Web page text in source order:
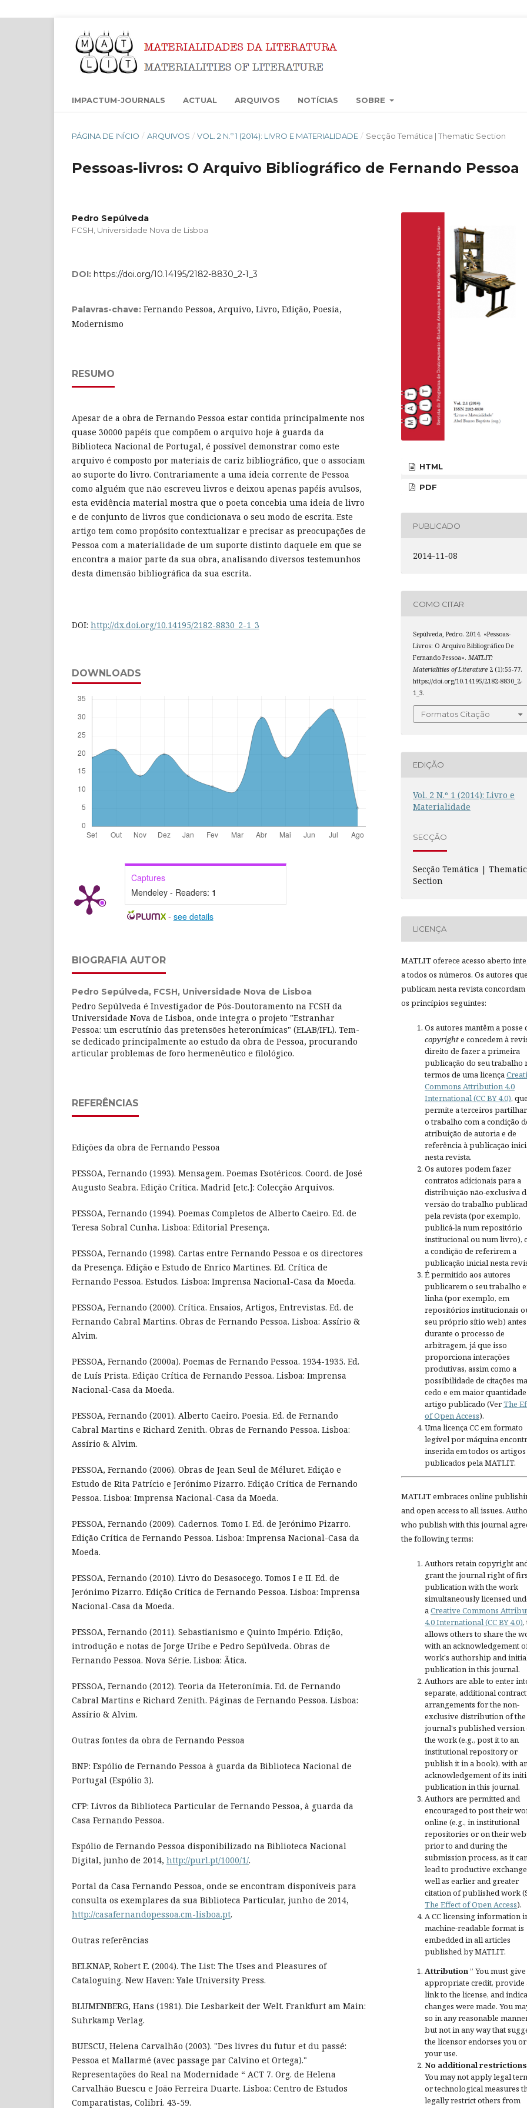
IMPACTUM-JOURNALS ACTUAL ARQUIVOS NOTÍCIAS SOBRE
PÁGINA DE INÍCIO / ARQUIVOS / VOL. 2 N.º 1 (2014): LIVRO E MATERIALIDADE / Secção Temática | Thematic Section
Pessoas-livros: O Arquivo Bibliográfico de Fernando Pessoa
Pedro Sepúlveda
FCSH, Universidade Nova de Lisboa
DOI: https://doi.org/10.14195/2182-8830_2-1_3
Palavras-chave: Fernando Pessoa, Arquivo, Livro, Edição, Poesia,
Modernismo
RESUMO
Apesar de a obra de Fernando Pessoa estar contida principalmente nos
quase 30000 papéis que compõem o arquivo hoje à guarda da
Biblioteca Nacional de Portugal, é possível demonstrar como este
arquivo é composto por materiais de cariz bibliográfico, que o associam
ao suporte do livro. Contrariamente a uma ideia corrente de Pessoa
como alguém que não escreveu livros e deixou apenas papéis avulsos,
esta evidência material mostra que o poeta concebia uma ideia de livro
e de conjunto de livros que condicionava o seu modo de escrita. Este
artigo tem como propósito contextualizar e precisar as preocupações de
Pessoa com a materialidade de um suporte distinto daquele em que se
encontra a maior parte da sua obra, analisando diversos testemunhos
desta dimensão bibliográfica da sua escrita.
DOI: http://dx.doi.org/10.14195/2182-8830_2-1_3
DOWNLOADS
Captures
Mendeley - Readers: 1
- see details
BIOGRAFIA AUTOR
Pedro Sepúlveda, FCSH, Universidade Nova de Lisboa
Pedro Sepúlveda é Investigador de Pós-Doutoramento na FCSH da
Universidade Nova de Lisboa, onde integra o projeto "Estranhar
Pessoa: um escrutínio das pretensões heteronímicas" (ELAB/IFL). Tem-
se dedicado principalmente ao estudo da obra de Pessoa, procurando
articular problemas de foro hermenêutico e filológico.
REFERÊNCIAS
Edições da obra de Fernando Pessoa
PESSOA, Fernando (1993). Mensagem. Poemas Esotéricos. Coord. de José
Augusto Seabra. Edição Crítica. Madrid [etc.]: Colecção Arquivos.
PESSOA, Fernando (1994). Poemas Completos de Alberto Caeiro. Ed. de
Teresa Sobral Cunha. Lisboa: Editorial Presença.
PESSOA, Fernando (1998). Cartas entre Fernando Pessoa e os directores
da Presença. Edição e Estudo de Enrico Martines. Ed. Crítica de
Fernando Pessoa. Estudos. Lisboa: Imprensa Nacional-Casa da Moeda.
PESSOA, Fernando (2000). Crítica. Ensaios, Artigos, Entrevistas. Ed. de
Fernando Cabral Martins. Obras de Fernando Pessoa. Lisboa: Assírio &
Alvim.
PESSOA, Fernando (2000a). Poemas de Fernando Pessoa. 1934-1935. Ed.
de Luís Prista. Edição Crítica de Fernando Pessoa. Lisboa: Imprensa
Nacional-Casa da Moeda.
PESSOA, Fernando (2001). Alberto Caeiro. Poesia. Ed. de Fernando
Cabral Martins e Richard Zenith. Obras de Fernando Pessoa. Lisboa:
Assírio & Alvim.
PESSOA, Fernando (2006). Obras de Jean Seul de Méluret. Edição e
Estudo de Rita Patrício e Jerónimo Pizarro. Edição Crítica de Fernando
Pessoa. Lisboa: Imprensa Nacional-Casa da Moeda.
PESSOA, Fernando (2009). Cadernos. Tomo I. Ed. de Jerónimo Pizarro.
Edição Crítica de Fernando Pessoa. Lisboa: Imprensa Nacional-Casa da
Moeda.
PESSOA, Fernando (2010). Livro do Desasocego. Tomos I e II. Ed. de
Jerónimo Pizarro. Edição Crítica de Fernando Pessoa. Lisboa: Imprensa
Nacional-Casa da Moeda.
PESSOA, Fernando (2011). Sebastianismo e Quinto Império. Edição,
introdução e notas de Jorge Uribe e Pedro Sepúlveda. Obras de
Fernando Pessoa. Nova Série. Lisboa: Ãtica.
PESSOA, Fernando (2012). Teoria da Heteronímia. Ed. de Fernando
Cabral Martins e Richard Zenith. Páginas de Fernando Pessoa. Lisboa:
Assírio & Alvim.
Outras fontes da obra de Fernando Pessoa
BNP: Espólio de Fernando Pessoa à guarda da Biblioteca Nacional de
Portugal (Espólio 3).
CFP: Livros da Biblioteca Particular de Fernando Pessoa, à guarda da
Casa Fernando Pessoa.
Espólio de Fernando Pessoa disponibilizado na Biblioteca Nacional
Digital, junho de 2014, http://purl.pt/1000/1/.
Portal da Casa Fernando Pessoa, onde se encontram disponíveis para
consulta os exemplares da sua Biblioteca Particular, junho de 2014,
http://casafernandopessoa.cm-lisboa.pt.
Outras referências
BELKNAP, Robert E. (2004). The List: The Uses and Pleasures of
Cataloguing. New Haven: Yale University Press.
BLUMENBERG, Hans (1981). Die Lesbarkeit der Welt. Frankfurt am Main:
Suhrkamp Verlag.
BUESCU, Helena Carvalhão (2003). "Des livres du futur et du passé:
Pessoa et Mallarmé (avec passage par Calvino et Ortega)."
Representações do Real na Modernidade “ ACT 7. Org. de Helena
Carvalhão Buescu e João Ferreira Duarte. Lisboa: Centro de Estudos
Comparatistas, Colibri. 43-59.
HTML
PDF
PUBLICADO
2014-11-08
COMO CITAR
Sepúlveda, Pedro. 2014. «Pessoas-
Livros: O Arquivo Bibliográfico De
Fernando Pessoa».MATLIT:
Materialities of Literature 2 (1):55-77.
https://doi.org/10.14195/2182-8830_2-
1_3.
Formatos Citação
EDIÇÃO
Vol. 2 N.º 1 (2014): Livro e
Materialidade
SECÇÃO
Secção Temática | Thematic
Section
LICENÇA
MATLIT oferece acesso aberto
a todos os números. Os autores que
publicam nesta revista concordam
os princípios seguintes:
Os autores mantêm a posse
copyrighte concedem à
direito de fazer a primeira
publicação do seu trabalho
termos de uma licença
Commons Attribution 4.0
International (CC BY 4.0), que
permite a terceiros
o trabalho com a condição
atribuição de autoria e de
referência à publicação
nesta revista.
Os autores podem fazer
contratos adicionais para a
distribuição não-exclusiva
versão do trabalho
pela revista (por exemplo,
publicá-la num repositório
institucional ou num livro),
a condição de referirem a
publicação inicial nesta
É permitido aos autores
publicarem o seu trabalho
linha (por exemplo, em
repositórios institucionais
seu próprio sítio web) antes
durante o processo de
arbitragem, já que isso
proporciona interações
produtivas, assim como a
possibilidade de citações
cedo e em maior
artigo publicado (VerThe
of Open Access).
Uma licença CC em formato
legível por máquina
inserida em todos os artigos
publicados pela MATLIT.
MATLIT embraces online
and open access to all issues.
who publish with this journal
the following terms:
Authors retain copyright
grant the journal right of
publication with the work
simultaneously licensed
aCreative Commons
4.0 International (CC BY 4.0),
allows others to share the
with an acknowledgement
work's authorship and
publication in this journal.
Authors are able to enter
separate, additional
arrangements for the non-
exclusive distribution of the
journal's published version
the work (e.g., post it to an
institutional repository or
publish it in a book), with
acknowledgement of its
publication in this journal.
Authors are permitted and
encouraged to post their
online (e.g., in institutional
repositories or on their
prior to and during the
submission process, as it
lead to productive
well as earlier and greater
citation of published work
The Effect of Open Access).
A CC licensing information
machine-readable format is
embedded in all articles
published by MATLIT.
Attribution” You must give
appropriate credit, provide
link to the license, and
changes were made. You
so in any reasonable
but not in any way that
the licensor endorses you or
your use.
No additional restrictions
You may not apply legal
ortechnological measures
legally restrict others from